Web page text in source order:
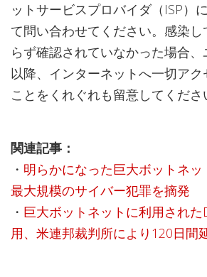
ットサービスプロバイダ（ISP）
て問い合わせてください。感染
らず確認されていなかった場合
以降、インターネットへ一切ア
ことをくれぐれも留意してくださ
関連記事：
・ 明らかになった巨大ボットネ
最大規模のサイバー犯罪を摘発
・ 巨大ボットネットに利用された
用、米連邦裁判所により120日間